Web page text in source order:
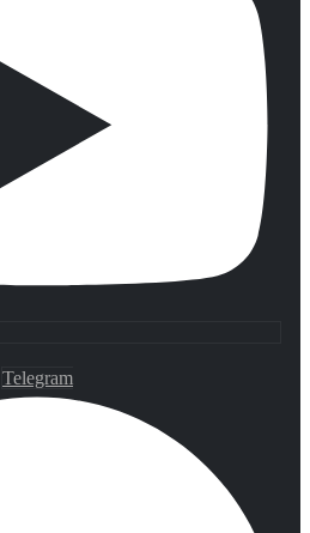
Telegram